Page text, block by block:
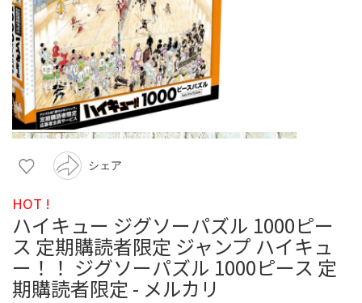
シェア
HOT !
ハイキュー ジグソーパズル 1000ピー
ス 定期購読者限定 ジャンプ ハイキュ
ー！！ ジグソーパズル 1000ピース 定
期購読者限定 - メルカリ